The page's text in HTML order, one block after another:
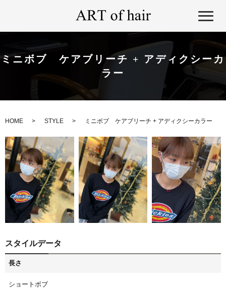
ミニボブ ケアブリーチ + アディクシーカ
ラー
HOME STYLE ミニボブ ケアブリーチ + アディクシーカラー
スタイルデータ
長さ
ショートボブ